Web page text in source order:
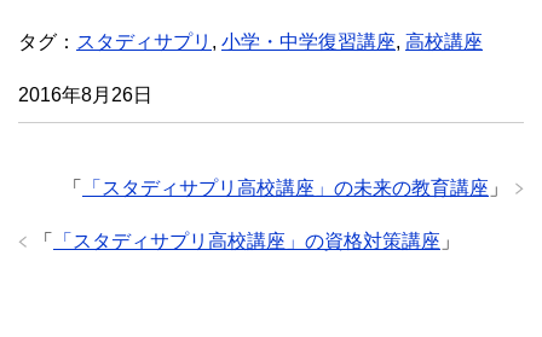
タグ： スタディサプリ , 小学・中学復習講座, 高校講座
2016年8月26日
「 「スタディサプリ高校講座」の未来の教育講座 」
「 「スタディサプリ高校講座」の資格対策講座 」